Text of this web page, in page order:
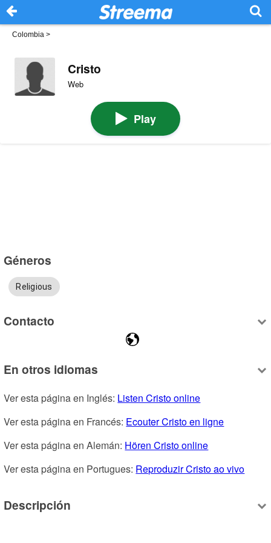
Colombia >
Cristo
Web
Play
Géneros
Religious
Contacto
En otros idiomas
Ver esta página en Inglés: Listen Cristo online
Ver esta página en Francés: Ecouter Cristo en ligne
Ver esta página en Alemán: Hören Cristo online
Ver esta página en Portugues: Reproduzir Cristo ao vivo
Descripción